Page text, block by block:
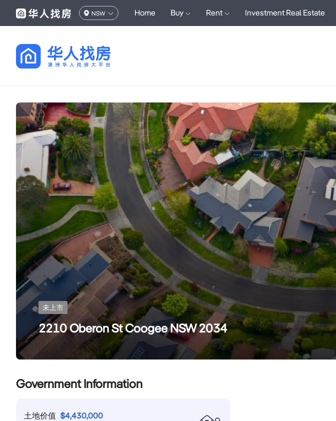
NSW Home Buy Rent Investment Real Estate
未上市
2210 Oberon St Coogee NSW 2034
Government Information
土地价值 $4,430,000